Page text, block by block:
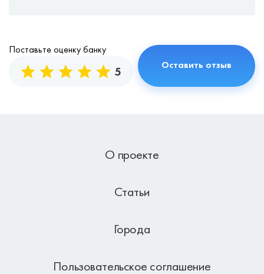
Поставьте оценку банку
5
О проекте
Статьи
Города
Пользовательское соглашение